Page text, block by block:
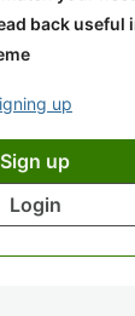
back useful
up
Sign up
Login